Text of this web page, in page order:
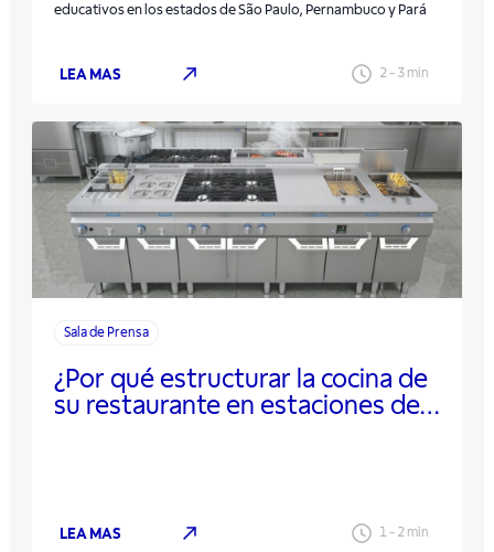
educativos en los estados de São Paulo, Pernambuco y Pará
LEA MAS 2- 3 min
Sala de Prensa
¿Por qué estructurar la cocina de
su restaurante en estaciones de
LEA MAS 1- 2 min